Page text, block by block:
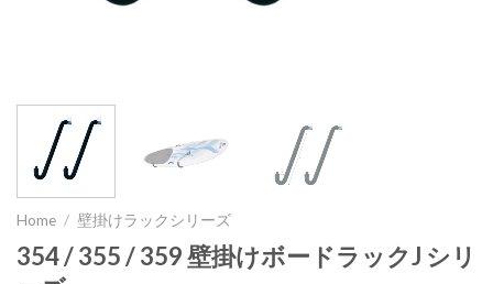
Home / 壁掛けラックシリーズ
354 / 355 / 359 壁掛けボードラックJ シリ